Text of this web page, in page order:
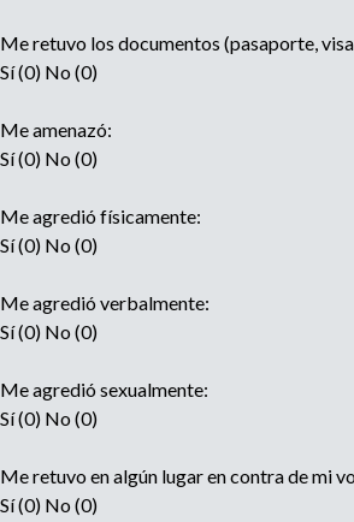
Me retuvo los documentos (pasaporte,
Sí (0) No (0)
Me amenazó:
Sí (0) No (0)
Me agredió físicamente:
Sí (0) No (0)
Me agredió verbalmente:
Sí (0) No (0)
Me agredió sexualmente:
Sí (0) No (0)
Me retuvo en algún lugar en contra de mi
Sí (0) No (0)